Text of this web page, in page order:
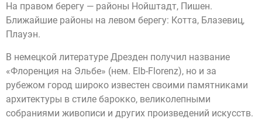
На правом берегу — районы Нойштадт, Пишен.
Ближайшие районы на левом берегу: Котта, Блазевиц,
Плауэн.
В немецкой литературе Дрезден получил название
«Флоренция на Эльбе» (нем. Elb-Florenz), но и за
рубежом город широко известен своими памятниками
архитектуры в стиле барокко, великолепными
собраниями живописи и других произведений искусств.